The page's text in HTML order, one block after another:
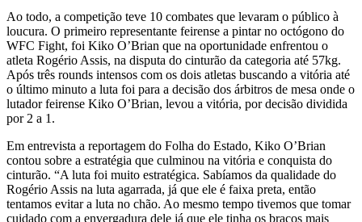
Ao todo, a competição teve 10 combates que levaram o público à
loucura. O primeiro representante feirense a pintar no octógono do
WFC Fight, foi Kiko O’Brian que na oportunidade enfrentou o
atleta Rogério Assis, na disputa do cinturão da categoria até 57kg.
Após três rounds intensos com os dois atletas buscando a vitória até
o último minuto a luta foi para a decisão dos árbitros de mesa onde o
lutador feirense Kiko O’Brian, levou a vitória, por decisão dividida
por 2 a 1.
Em entrevista a reportagem do Folha do Estado, Kiko O’Brian
contou sobre a estratégia que culminou na vitória e conquista do
cinturão. “A luta foi muito estratégica. Sabíamos da qualidade do
Rogério Assis na luta agarrada, já que ele é faixa preta, então
tentamos evitar a luta no chão. Ao mesmo tempo tivemos que tomar
cuidado com a envergadura dele já que ele tinha os braços mais